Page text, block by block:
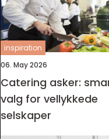
inspiration
06. May 2026
Catering asker:
valg for vellykkede
selskaper